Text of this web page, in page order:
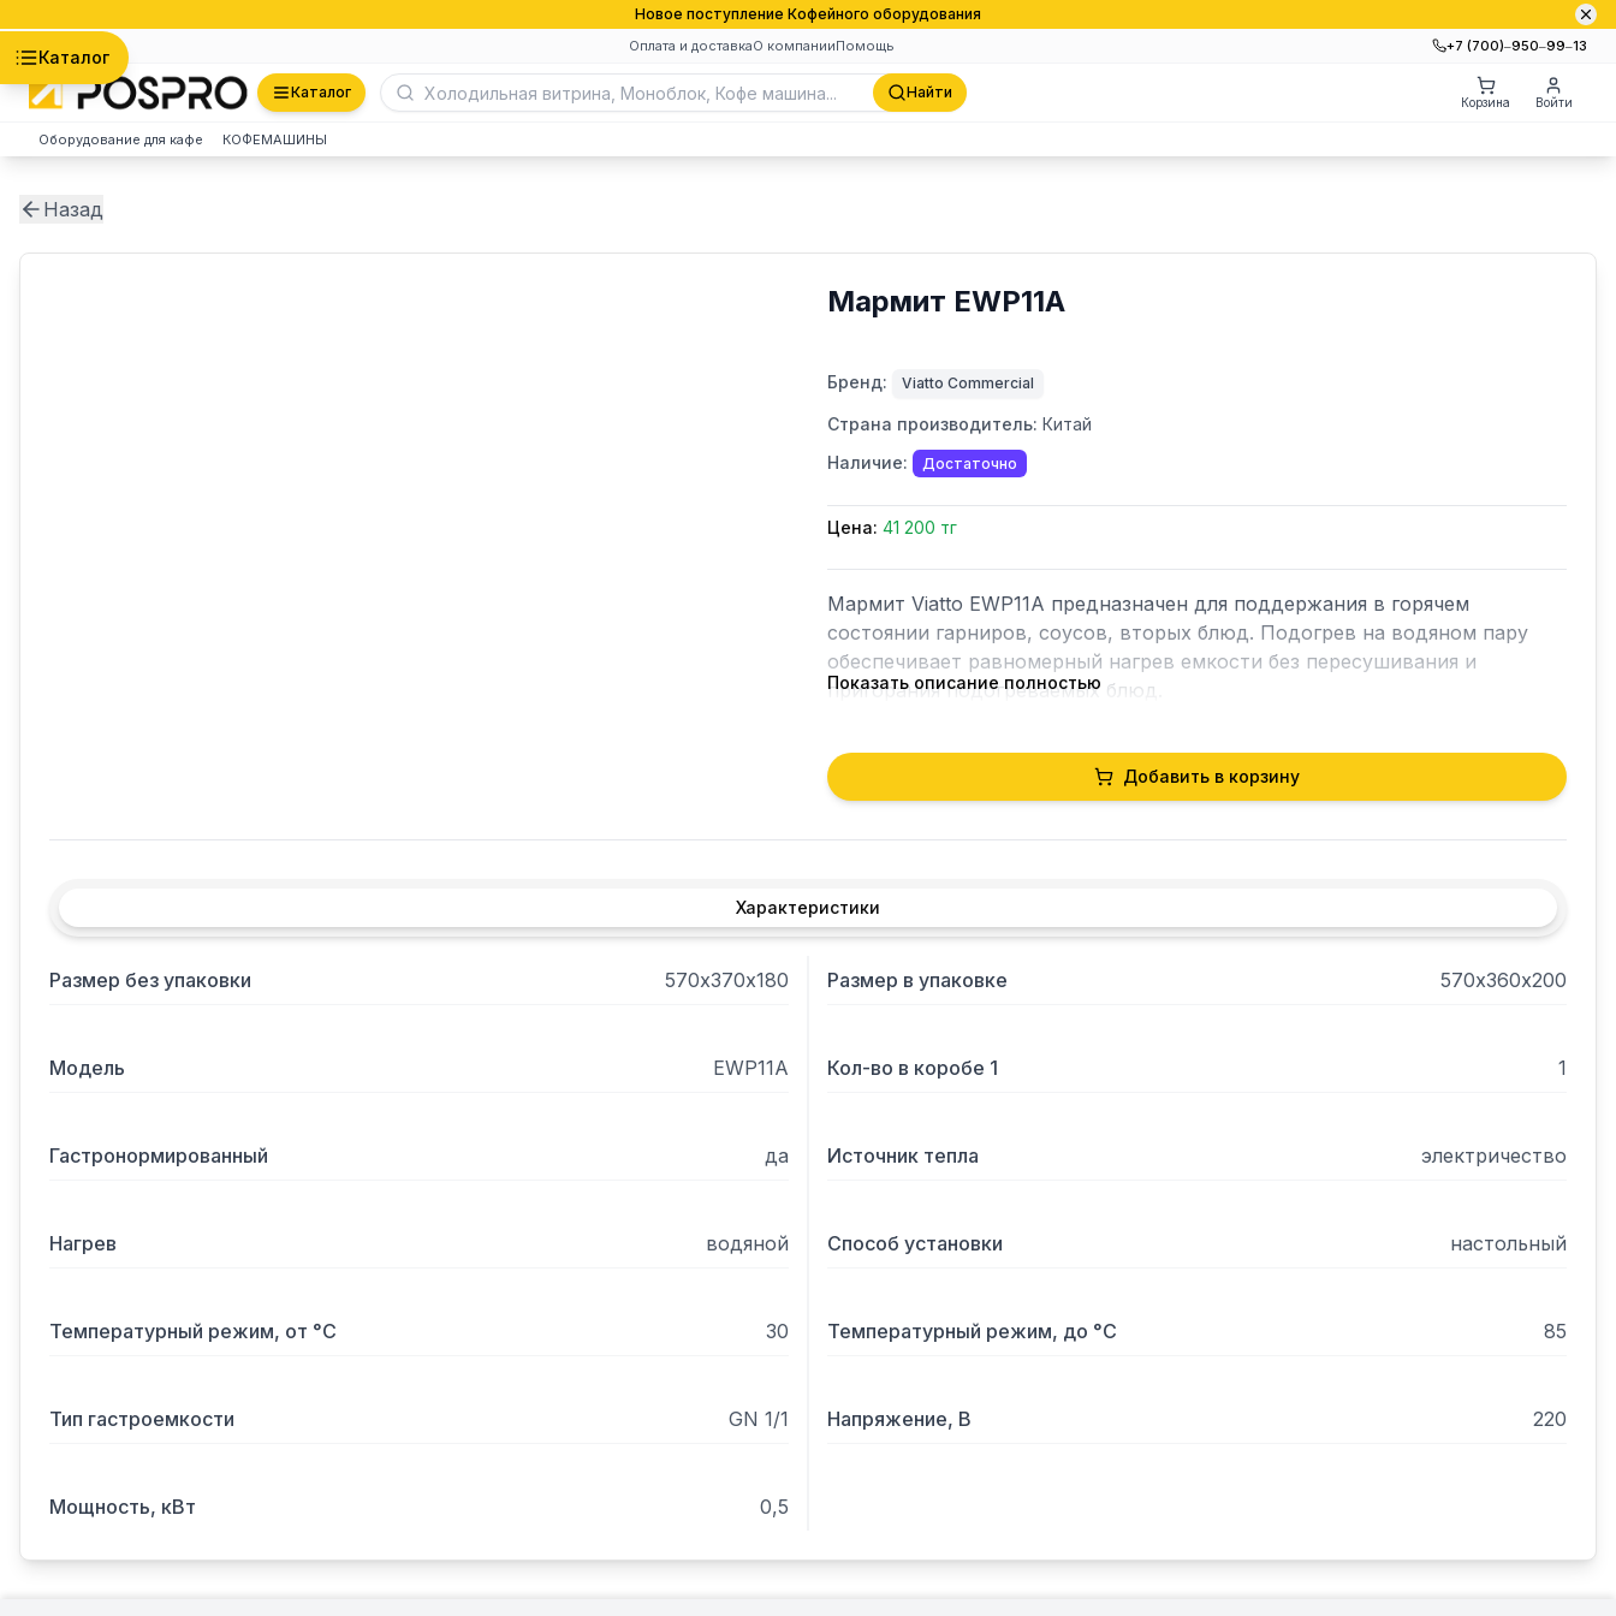
Новое поступление Кофейного оборудования
Оплата и доставкаО компанииПомощь +7 (700)‒950‒99‒13
Каталог
Каталог Найти
Корзина Войти
Оборудование для кафе КОФЕМАШИНЫ
Назад
Мармит EWP11A
Бренд: Viatto Commercial
Страна производитель: Китай
Наличие:
Достаточно
Цена: 41 200 тг
Мармит Viatto EWP11A предназначен для поддержания в горячем
состоянии гарниров, соусов, вторых блюд. Подогрев на водяном пару
обеспечивает равномерный нагрев емкости без пересушивания и
пригорания подогреваемых блюд.
защиту от перегрева. Вместимость: GN1/1 глубиной до 100 мм.
Показать описание полностью
Добавить в корзину
Характеристики
Размер без упаковки 570х370х180 Размер в упаковке 570х360х200
Модель EWP11A Кол-во в коробе 1 1
Гастронормированный да Источник тепла электричество
Нагрев водяной Способ установки настольный
Температурный режим, от °С 30 Температурный режим, до °С 85
Тип гастроемкости GN 1/1 Напряжение, В 220
Мощность, кВт 0,5